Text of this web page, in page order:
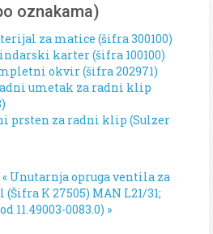
oznakama)
za matice (šifra 300100)
karter (šifra 100100)
okvir (šifra 202971)
umetak za radni klip
prsten za radni klip (Sulzer
« Unutarnja opruga ventila za
K 27505) MAN L21/31;
11.49003-0083.0) »